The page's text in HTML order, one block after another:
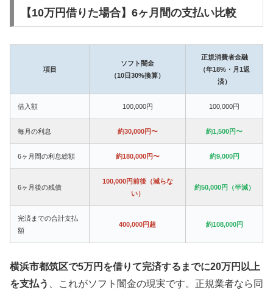
【10万円借りた場合】6ヶ月間の支払い比較
項目
ソフト闇金
（10日30%換算）
正規消費者金融
（年18%・月1返
済）
借入額 100,000円 100,000円
毎月の利息 約30,000円〜 約1,500円〜
6ヶ月間の利息総額 約180,000円〜 約9,000円
6ヶ月後の残債
100,000円前後（減らな
い）
約50,000円（半減）
完済までの合計支払
額
400,000円超 約108,000円
横浜市都筑区で5万円を借りて完済するまでに20万円以上
を支払う
、これがソフト闇金の現実です。正規業者なら同